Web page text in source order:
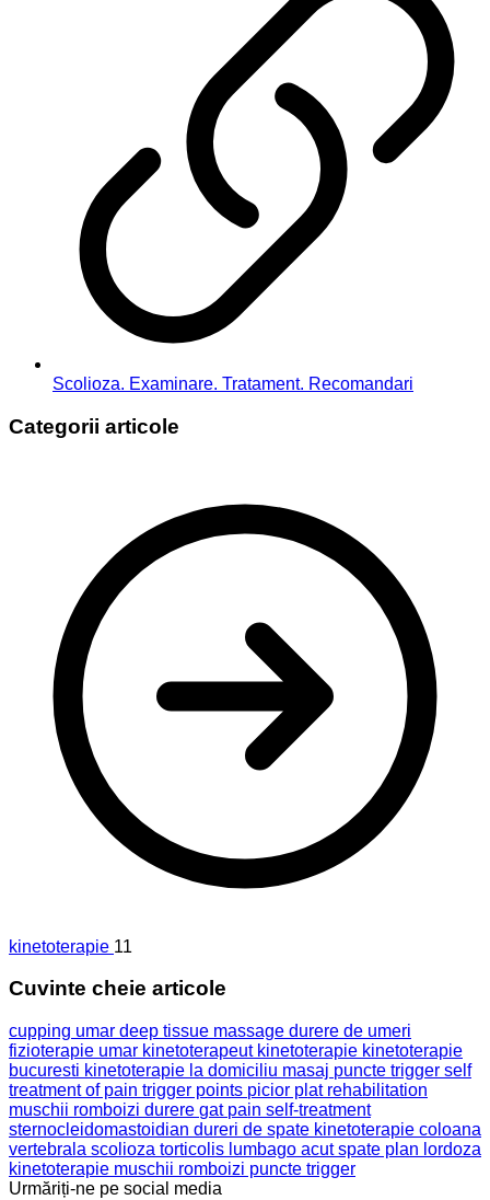
Scolioza. Examinare. Tratament. Recomandari
Categorii articole
kinetoterapie 11
Cuvinte cheie articole
cupping umar deep tissue massage durere de umeri
fizioterapie umar kinetoterapeut kinetoterapie kinetoterapie
bucuresti kinetoterapie la domiciliu masaj puncte trigger self
treatment of pain trigger points picior plat rehabilitation
muschii romboizi durere gat pain self-treatment
sternocleidomastoidian dureri de spate kinetoterapie coloana
vertebrala scolioza torticolis lumbago acutspate plan lordoza
kinetoterapie muschii romboizi puncte trigger
Urmăriți-ne pe social media